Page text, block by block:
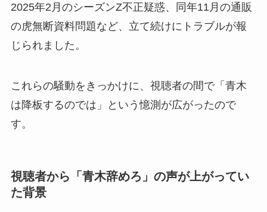
2025年2月のシーズンZ不正疑惑、同年11月の通販
の虎無断資料問題など、立て続けにトラブルが報
じられました。
これらの騒動をきっかけに、視聴者の間で「青木
は降板するのでは」という憶測が広がったので
す。
視聴者から「青木辞めろ」の声が上がってい
た背景